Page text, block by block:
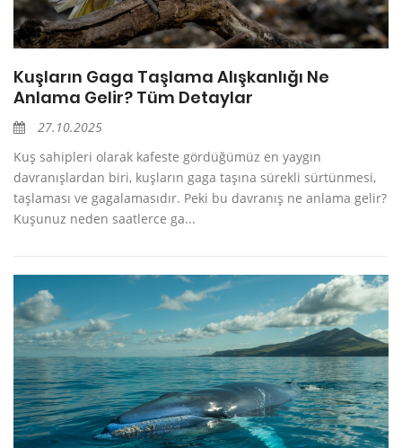
Kuşların Gaga Taşlama Alışkanlığı Ne
Anlama Gelir? Tüm Detaylar
27.10.2025
Kuş sahipleri olarak kafeste gördüğümüz en yaygın
davranışlardan biri, kuşların gaga taşına sürekli sürtünmesi,
taşlaması ve gagalamasıdır. Peki bu davranış ne anlama gelir?
Kuşunuz neden saatlerce ga...